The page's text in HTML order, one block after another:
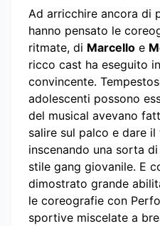
Ad arricchire ancora di
hanno pensato le
ritmate, di Marcello e
ricco cast ha eseguito
convincente.
adolescenti possono
del musical avevano
salire sul palco e dare
inscenando una sorta
stile gang giovanile. E
dimostrato grande
le coreografie con
sportive miscelate a